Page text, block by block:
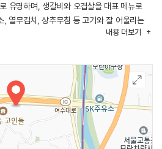
유명하며, 생갈비와 오겹살을 대표 메뉴로
, 열무김치, 상추무침 등 고기와 잘 어울리는
고기를 즐긴 뒤 후식으로 냉면을 곁들이면 더욱
내용 더보기